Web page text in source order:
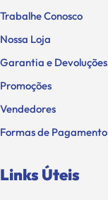
Trabalhe Conosco
Nossa Loja
Garantia e Devoluções
Promoções
Vendedores
Formas de Pagamento
Links Úteis